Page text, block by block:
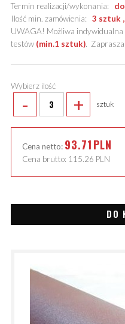
Termin realizacji/wykonania:
Ilość min. zamówienia: 3 sztuk
UWAGA! Możliwa indywidualna
testów (min.1 sztuk).
Wybierz ilość
- + sztuk
Cena netto: 93.71PLN
Cena brutto: 115.26 PLN
DO